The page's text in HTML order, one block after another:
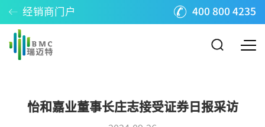
经销商门户 400 800 4235
怡和嘉业董事长庄志接受证券日报采访